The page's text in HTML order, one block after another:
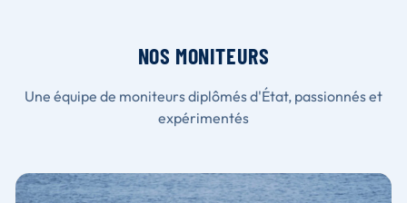
NOS MONITEURS
Une équipe de moniteurs diplômés d'État, passionnés et
expérimentés